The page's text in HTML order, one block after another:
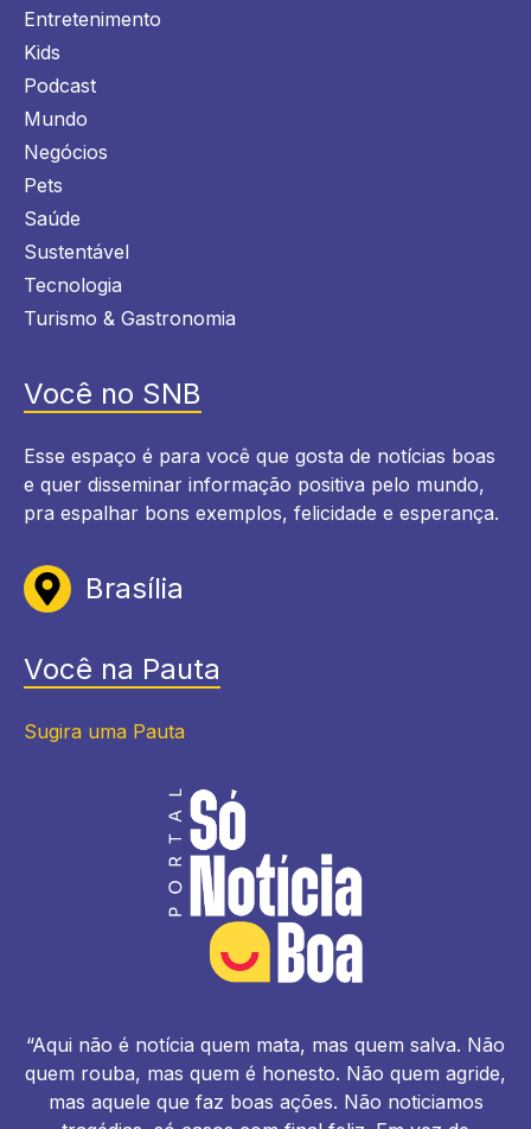
Entretenimento
Kids
Podcast
Mundo
Negócios
Pets
Saúde
Sustentável
Tecnologia
Turismo & Gastronomia
Você no SNB
Esse espaço é para você que gosta de notícias boas
e quer disseminar informação positiva pelo mundo,
pra espalhar bons exemplos, felicidade e esperança.
Brasília
Você na Pauta
Sugira uma Pauta
“Aqui não é notícia quem mata, mas quem salva. Não
quem rouba, mas quem é honesto. Não quem agride,
mas aquele que faz boas ações. Não noticiamos